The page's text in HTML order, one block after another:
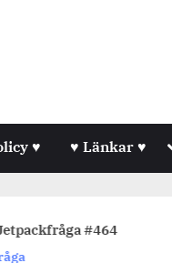
♥ ♥ Länkar ♥
#464